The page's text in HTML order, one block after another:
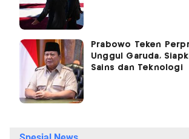
Prabowo Teken
Unggul Garuda,
Sains dan Teknologi